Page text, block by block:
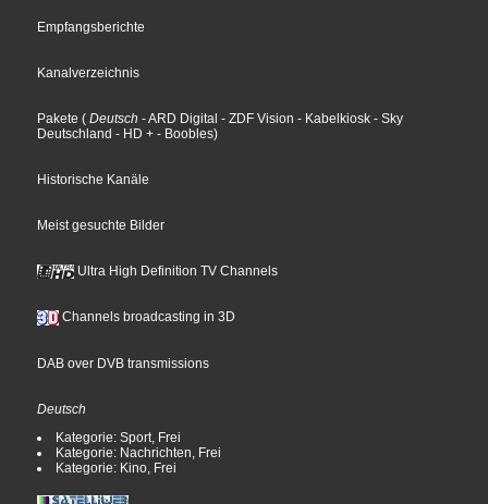
Empfangsberichte
Kanalverzeichnis
Pakete ( Deutsch - ARD Digital - ZDF Vision - Kabelkiosk - Sky
Deutschland - HD + - Boobles)
Historische Kanäle
Meist gesuchte Bilder
Ultra High Definition TV Channels
Channels broadcasting in 3D
DAB over DVB transmissions
Deutsch
Kategorie: Sport, Frei
Kategorie: Nachrichten, Frei
Kategorie: Kino, Frei